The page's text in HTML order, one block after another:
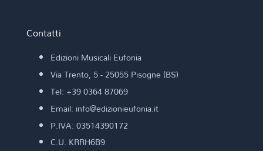
Contatti
Edizioni Musicali Eufonia
Via Trento, 5 - 25055 Pisogne (BS)
Tel: +39 0364 87069
Email: info@edizionieufonia.it
P.IVA: 03514390172
C.U. KRRH6B9